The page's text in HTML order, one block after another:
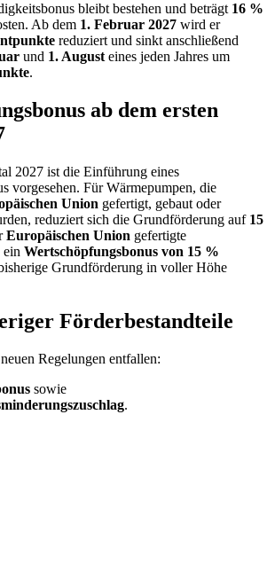
bleibt bestehen und beträgt 16 %
Ab dem 1. Februar 2027 wird er
reduziert und sinkt anschließend
und 1. Augusteines jeden Jahres um
.
ab dem ersten
2027 ist die Einführung eines
vorgesehen. Für Wärmepumpen, die
Union gefertigt, gebaut oder
reduziert sich die Grundförderung auf 15
Europäischen Union gefertigte
Wertschöpfungsbonus von 15 %
Grundförderung in voller Höhe
Förderbestandteile
Regelungen entfallen:
sowie
.